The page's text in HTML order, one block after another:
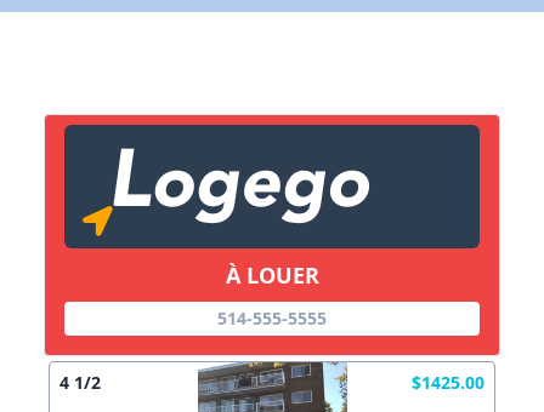
À LOUER
514-555-5555
4 1/2 $1425.00
Copier lien
X Fermer Envoyez